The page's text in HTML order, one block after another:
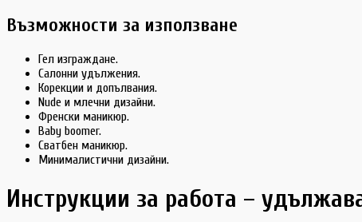
Възможности за използване
Гел изграждане.
Салонни удължения.
Корекции и допълвания.
Nude и млечни дизайни.
Френски маникюр.
Baby boomer.
Сватбен маникюр.
Минималистични дизайни.
Инструкции за работа –